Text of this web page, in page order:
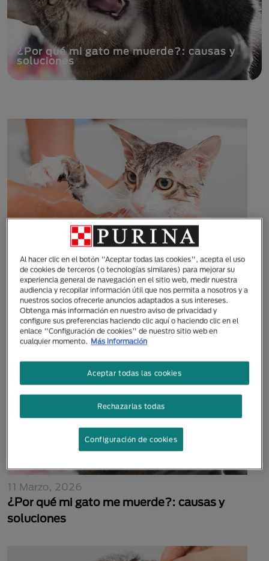
¿Por qué mi gato me muerde?: causas y
soluciones
13 Octubre, 2022
¿Los gatos se bañan?
11 Marzo, 2026
¿Por qué mi gato me muerde?: causas y
soluciones
Al hacer clic en el botón "Aceptar todas las cookies", acepta el uso
de cookies de terceros (o tecnologías similares) para mejorar su
experiencia general de navegación en el sitio web, medir nuestra
audiencia y recopilar información útil que nos permita a nosotros y a
nuestros socios ofrecerle anuncios adaptados a sus intereses.
Obtenga más información en nuestro aviso de privacidad y
configure sus preferencias haciendo clic aquí o haciendo clic en el
enlace "Configuración de cookies" de nuestro sitio web en
cualquier momento. Más información
Rechazarlas todas
Aceptar todas las cookies
Configuración de cookies